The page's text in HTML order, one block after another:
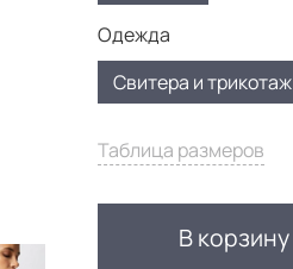
Таблица размеров
В корзину
Одежда
Свитера и трикотаж